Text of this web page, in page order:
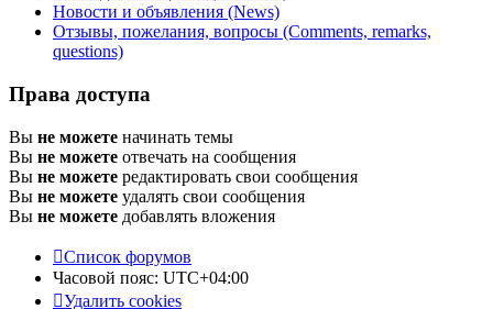
Новости и объявления (News)
Отзывы, пожелания, вопросы (Comments, remarks,
questions)
Права доступа
Вы не можете начинать темы
Вы не можете отвечать на сообщения
Вы не можете редактировать свои сообщения
Вы не можете удалять свои сообщения
Вы не можете добавлять вложения
Список форумов
Часовой пояс: UTC+04:00
Удалить cookies